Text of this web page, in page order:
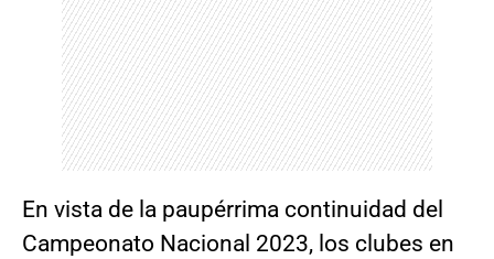
En vista de la paupérrima continuidad del
Campeonato Nacional 2023, los clubes en